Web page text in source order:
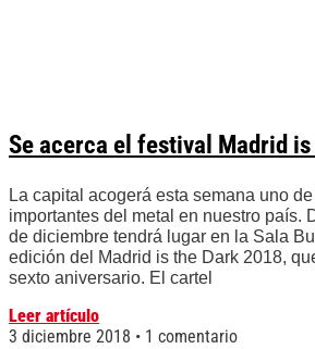
Se acerca el festival Madrid
La capital acogerá esta semana uno
importantes del metal en nuestro país.
de diciembre tendrá lugar en la Sala
edición del Madrid is the Dark 2018,
sexto aniversario. El cartel
Leer artículo
3 diciembre 2018
1 comentario